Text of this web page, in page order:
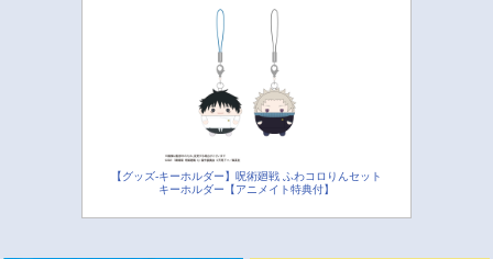
【グッズ-キーホルダー】呪術廻戦 ふわコロりんセット
キーホルダー【アニメイト特典付】